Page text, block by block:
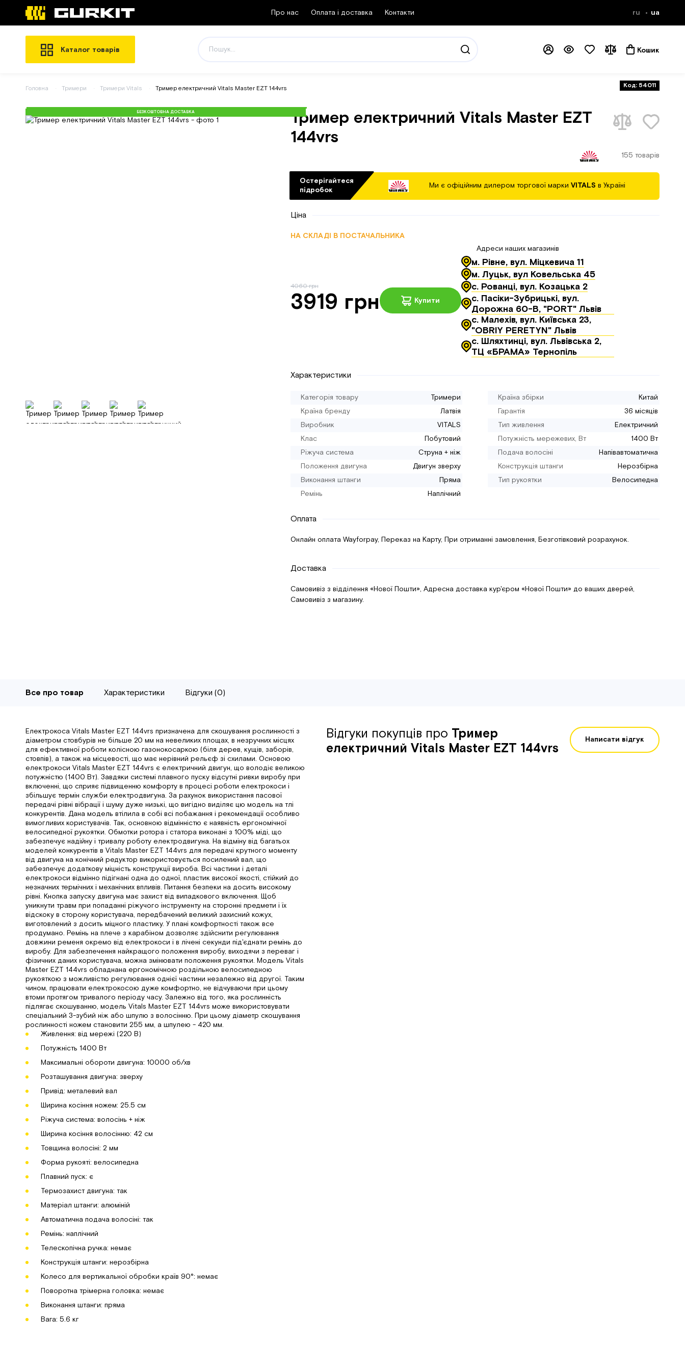
Про нас Оплата і доставка Контакти ru ua
Каталог товарів Кошик
Головна Тримери Тримери Vitals Тример електричний Vitals Master EZT 144vrs Код: 54011
Тример електричний Vitals Master EZT
144vrs
БЕЗКОШТОВНА ДОСТАВКА
155 товарів
Ціна
НА СКЛАДІ В ПОСТАЧАЛЬНИКА
4060 грн
3919 грн Купити
Адреси наших магазинів
м. Рівне, вул. Міцкевича 11
м. Луцьк, вул Ковельська 45
с. Рованці, вул. Козацька 2
с. Пасіки-Зубрицькі, вул.
Дорожна 60-В, "PORT" Львів
с. Малехів, вул. Київська 23,
"OBRIY PERETYN" Львів
с. Шляхтинці, вул. Львівська 2,
ТЦ «БРАМА» Тернопіль
Характеристики
Категорія товару Тримери Країна збірки
Китай
Країна бренду
Латвія Гарантія
36 місяців
Виробник
VITALS Тип живлення
Електричний
Клас
Побутовий Потужність мережевих, Вт
1400 Вт
Ріжуча система
Струна + ніж Подача волосіні
Напівавтоматична
Положення двигуна
Двигун зверху Конструкція штанги
Нерозбірна
Виконання штанги
Пряма Тип рукоятки
Велосипедна
Ремінь
Наплічний
Остерігайтеся
підробок
Ми є офіційним дилером торгової марки VITALS в Україні
Оплата
Онлайн оплата Wayforpay, Переказ на Карту, При отриманні замовлення, Безготівковий розрахунок.
Доставка
Самовивіз з відділення «Нової Пошти», Адресна доставка кур'єром «Нової Пошти» до ваших дверей,
Самовивіз з магазину.
Все про товар Характеристики Відгуки (0)
Електрокоса Vitals Master EZT 144vrs призначена для скошування рослинності з
діаметром стовбурів не більше 20 мм на невеликих площах, в незручних місцях
для ефективної роботи колісною газонокосаркою (біля дерев, кущів, заборів,
стовпів), а також на місцевості, що має нерівний рельєф зі схилами. Основою
електрокоси Vitals Master EZT 144vrs є електричний двигун, що володіє великою
потужністю (1400 Вт). Завдяки системі плавного пуску відсутні ривки виробу при
включенні, що сприяє підвищенню комфорту в процесі роботи електрокоси і
збільшує термін служби електродвигуна. За рахунок використання пасової
передачі рівні вібрації і шуму дуже низькі, що вигідно виділяє цю модель на тлі
конкурентів. Дана модель втілила в собі всі побажання і рекомендації особливо
вимогливих користувачів. Так, основною відмінністю є наявність ергономічної
велосипедної рукоятки. Обмотки ротора і статора виконані з 100% міді, що
забезпечує надійну і тривалу роботу електродвигуна. На відміну від багатьох
моделей конкурентів в Vitals Master EZT 144vrs для передачі крутного моменту
від двигуна на конічний редуктор використовується посилений вал, що
забезпечує додаткову міцність конструкції вироба. Всі частини і деталі
електрокоси відмінно підігнані одна до одної, пластик високої якості, стійкий до
незначних термічних і механічних впливів. Питання безпеки на досить високому
рівні. Кнопка запуску двигуна має захист від випадкового включення. Щоб
уникнути травм при попаданні ріжучого інструменту на сторонні предмети і їх
відскоку в сторону користувача, передбачений великий захисний кожух,
виготовлений з досить міцного пластику. У плані комфортності також все
продумано. Ремінь на плече з карабіном дозволяє здійснити регулювання
довжини ременя окремо від електрокоси і в лічені секунди під'єднати ремінь до
виробу. Для забезпечення найкращого положення виробу, виходячи з переваг і
фізичних даних користувача, можна змінювати положення рукоятки. Модель Vitals
Master EZT 144vrs обладнана ергономічною роздільною велосипедною
рукояткою з можливістю регулювання однієї частини незалежно від другої. Таким
чином, працювати електрокосою дуже комфортно, не відчуваючи при цьому
втоми протягом тривалого періоду часу. Залежно від того, яка рослинність
підлягає скошуванню, модель Vitals Master EZT 144vrs може використовувати
спеціальний 3-зубий ніж або шпулю з волосінню. При цьому діаметр скошування
рослинності ножем становити 255 мм, а шпулею - 420 мм.
Живлення: від мережі (220 В)
Потужність 1400 Вт
Максимальні обороти двигуна: 10000 об/хв
Розташування двигуна: зверху
Привід: металевий вал
Ширина косіння ножем: 25.5 см
Ріжуча система: волосінь + ніж
Ширина косіння волосінню: 42 см
Товщина волосіні: 2 мм
Форма рукояті: велосипедна
Плавний пуск: є
Термозахист двигуна: так
Матеріал штанги: алюміній
Автоматична подача волосіні: так
Ремінь: наплічний
Телескопічна ручка: немає
Конструкція штанги: нерозбірна
Колесо для вертикальної обробки країв 90°: немає
Поворотна трімерна головка: немає
Виконання штанги: пряма
Вага: 5.6 кг
Відгуки покупців про Тример
електричний Vitals Master EZT 144vrs
Написати відгук